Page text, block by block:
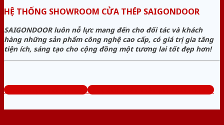
HỆ THỐNG SHOWROOM CỬA THÉP SAIGONDOOR
SAIGONDOOR luôn nỗ lực mang đến cho đối tác và khách
hàng những sản phẩm công nghệ cao cấp, có giá trị gia tăng
tiện ích, sáng tạo cho cộng đồng một tương lai tốt đẹp hơn!
www.baogiacuathep.com Tổng đài tư vấn miễn phí: 0824.400.400